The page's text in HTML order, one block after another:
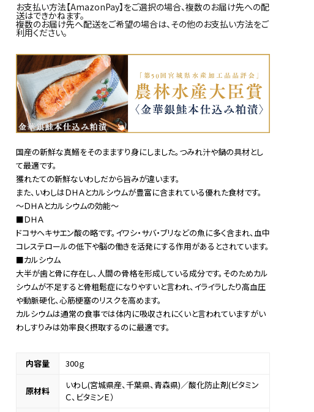
お支払い方法【AmazonPay】をご選択の場合、複数のお届け先への配
送はできかねます。
複数のお届け先へ配送をご希望の場合は、その他のお支払い方法をご
利用ください。
国産の新鮮な真鰯をそのまますり身にしました。つみれ汁や鍋の具材とし
て最適です。
獲れたての新鮮ないわしだから旨みが違います。
また、いわしはＤＨＡとカルシウムが豊富に含まれている優れた食材です。
～ＤＨＡとカルシウムの効能～
■ＤＨＡ
ドコサヘキサエン酸の略です。イワシ・サバ・ブリなどの魚に多く含まれ、血中
コレステロールの低下や脳の働きを活発にする作用があるとされています。
■カルシウム
大半が歯と骨に存在し、人間の骨格を形成している成分です。そのためカル
シウムが不足すると骨粗鬆症になりやすいと言われ、イライラしたり高血圧
や動脈硬化、心筋梗塞のリスクを高めます。
カルシウムは通常の食事では体内に吸収されにくいと言われていますがい
わしすりみは効率良く摂取するのに最適です。
内容量 300ｇ
原材料
いわし(宮城県産、千葉県、青森県)／酸化防止剤(ビタミン
Ｃ、ビタミンＥ）